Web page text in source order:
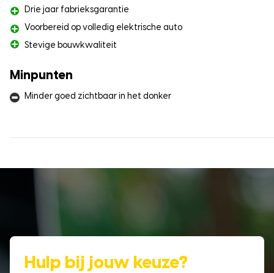
Drie jaar fabrieksgarantie
Voorbereid op volledig elektrische auto
Stevige bouwkwaliteit
Minpunten
Minder goed zichtbaar in het donker
Hulp bij jouw keuze?